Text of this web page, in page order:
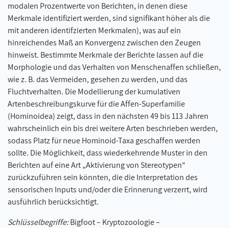
modalen Prozentwerte von Berichten, in denen diese
Merkmale identifiziert werden, sind signifikant höher als die
mit anderen identifzierten Merkmalen), was auf ein
hinreichendes Maß an Konvergenz zwischen den Zeugen
hinweist. Bestimmte Merkmale der Berichte lassen auf die
Morphologie und das Verhalten von Menschenaffen schließen,
wie z. B. das Vermeiden, gesehen zu werden, und das
Fluchtverhalten. Die Modellierung der kumulativen
Artenbeschreibungskurve für die Affen-Superfamilie
(Hominoidea) zeigt, dass in den nächsten 49 bis 113 Jahren
wahrscheinlich ein bis drei weitere Arten beschrieben werden,
sodass Platz für neue Hominoid-Taxa geschaffen werden
sollte. Die Möglichkeit, dass wiederkehrende Muster in den
Berichten auf eine Art „Aktivierung von Stereotypen“
zurückzuführen sein könnten, die die Interpretation des
sensorischen Inputs und/oder die Erinnerung verzerrt, wird
ausführlich berücksichtigt.
Schlüsselbegriffe:Bigfoot – Kryptozoologie –